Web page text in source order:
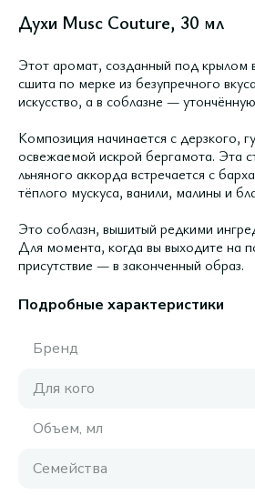
Духи Musc Couture, 30 мл
Этот аромат, созданный под крылом
сшита по мерке из безупречного
искусство, а в соблазне —
Композиция начинается с дерзкого,
освежаемой искрой бергамота. Эта
льняного аккорда встречается с
тёплого мускуса, ванили, малины и
Это соблазн, вышитый редкими
Для момента, когда вы выходите на
присутствие — в законченный образ.
Подробные характеристики
Бренд
Для кого
Объем, мл
Семейства